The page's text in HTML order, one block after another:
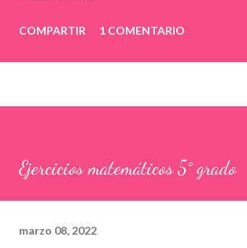
COMPARTIR 1 COMENTARIO
Ejercicios matemáticos 5° grado
marzo 08, 2022